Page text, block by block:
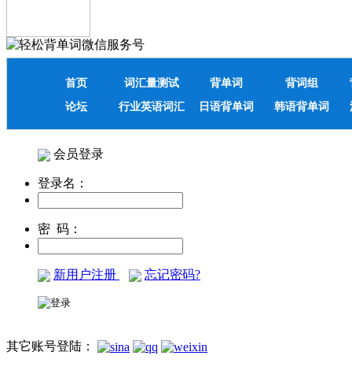
首页 词汇量测试 背单词 背词组
论坛
行业英语词汇 日语背单词 韩语背单词
会员登录
登录名：
密 码：
新用户注册 忘记密码?
其它账号登陆：